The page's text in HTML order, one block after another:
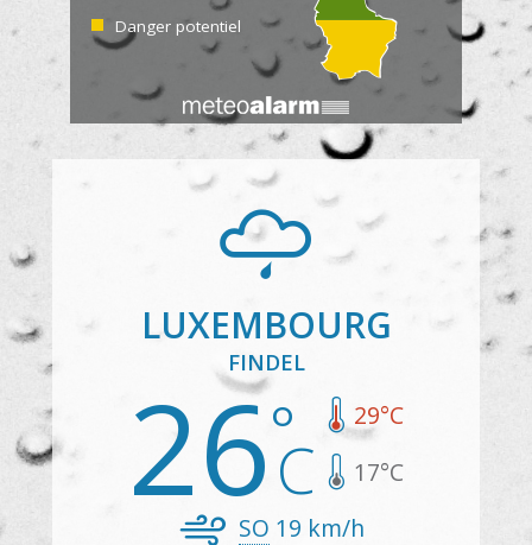
Danger potentiel
LUXEMBOURG
FINDEL
26 29°C
17°C
SO 19 km/h